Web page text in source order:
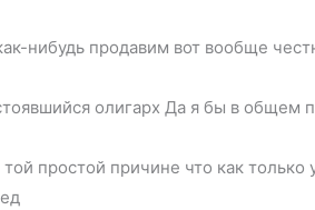
нибудь продавим вот вообще
олигарх Да я бы в общем
простой причине что как только